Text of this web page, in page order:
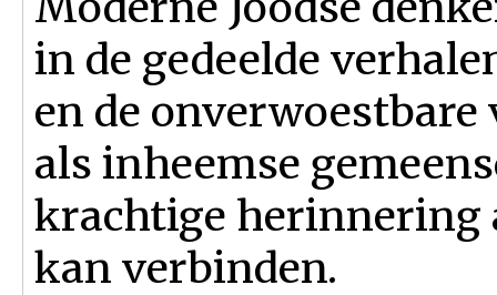
in de gedeelde
en de onverwoestbare
als inheemse
krachtige herinnering
kan verbinden.